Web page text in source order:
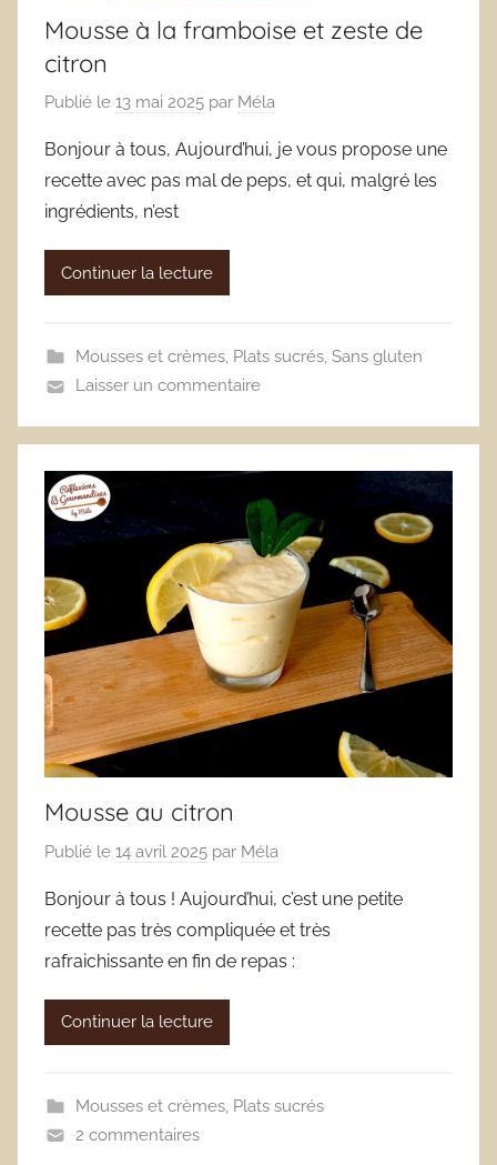
Mousse à la framboise et zeste de
citron
Publié le 13 mai 2025 par Méla
Bonjour à tous, Aujourd’hui, je vous propose une
recette avec pas mal de peps, et qui, malgré les
ingrédients, n’est
Continuer la lecture
Mousses et crèmes, Plats sucrés, Sans gluten
Laisser un commentaire
Mousse au citron
Publié le 14 avril 2025 par Méla
Bonjour à tous ! Aujourd’hui, c’est une petite
recette pas très compliquée et très
rafraichissante en fin de repas :
Continuer la lecture
Mousses et crèmes, Plats sucrés
2 commentaires